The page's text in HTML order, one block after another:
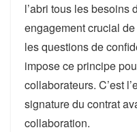
l’abri tous les besoins
engagement crucial
les questions de
impose ce principe
collaborateurs. C’est
signature du contrat
collaboration.